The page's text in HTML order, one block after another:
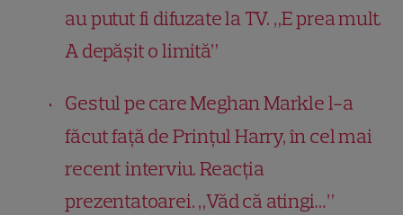
au putut fi difuzate la TV. „E prea mult.
A depășit o limită”
Gestul pe care Meghan Markle l-a
făcut față de Prințul Harry, în cel mai
recent interviu. Reacția
prezentatoarei. „Văd că atingi…”